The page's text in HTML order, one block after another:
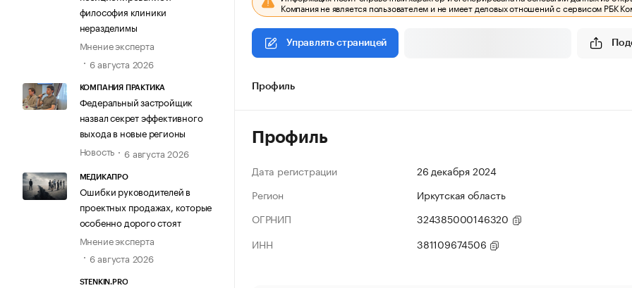
философия клиники
неразделимы
Мнение эксперта
6 августа 2026
КОМПАНИЯ ПРАКТИКА
Федеральный застройщик
назвал секрет эффективного
выхода в новые регионы
Новость
6 августа 2026
МЕДИКАПРО
Ошибки руководителей в
проектных продажах, которые
особенно дорого стоят
Мнение эксперта
6 августа 2026
STENKIN.PRO
Компания не является пользователем и не имеет деловых отношений с сервисом РБК
Управлять страницей
Профиль
Профиль
Дата регистрации
26 декабря 2024
Регион
Иркутская область
ОГРНИП
324385000146320
ИНН
381109674506